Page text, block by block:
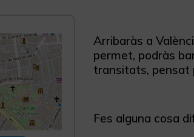
Arribaràs a
permet, podràs
transitats, pensat
Fes alguna cosa